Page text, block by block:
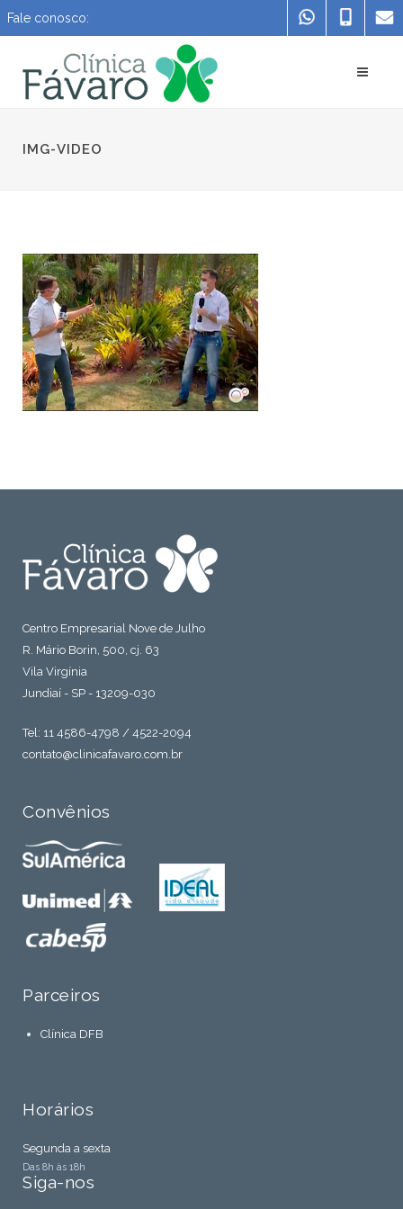
Fale conosco:
IMG-VIDEO
Centro Empresarial Nove de Julho
R. Mário Borin, 500, cj. 63
Vila Virgínia
Jundiaí - SP - 13209-030
Tel: 11 4586-4798 / 4522-2094
contato@clinicafavaro.com.br
Convênios
Parceiros
Clínica DFB
Horários
Segunda a sexta
Das 8h às 18h
Siga-nos